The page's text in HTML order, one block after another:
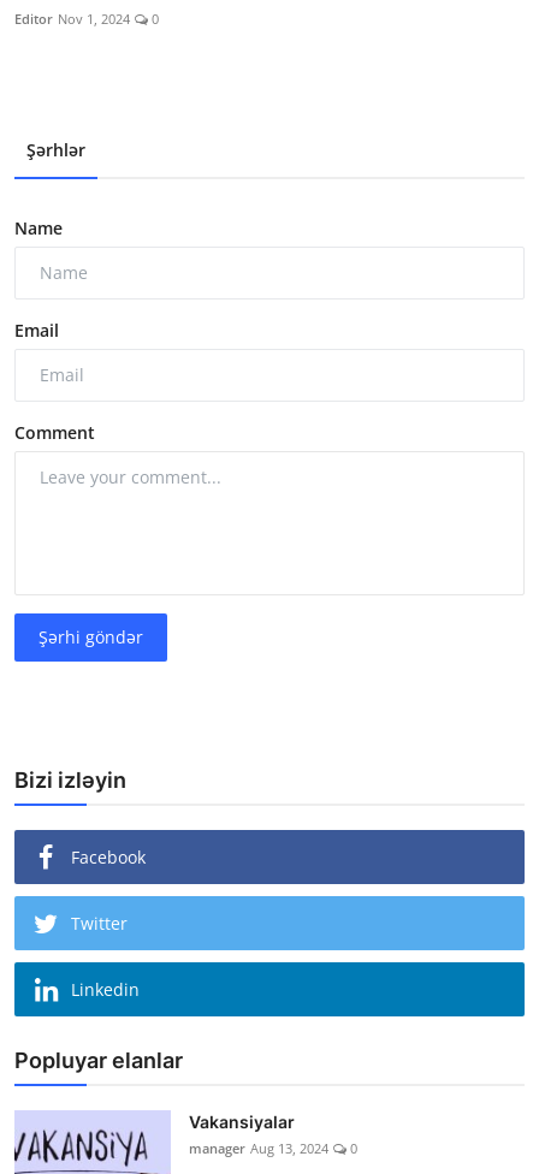
Editor Nov 1, 2024 0
Şərhlər
Name
Email
Comment
Şərhi göndər
Bizi izləyin
Facebook
Twitter
Linkedin
Popluyar elanlar
Vakansiyalar
manager Aug 13, 2024 0